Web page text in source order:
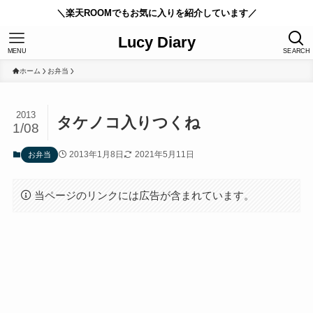
＼楽天ROOMでもお気に入りを紹介しています／
Lucy Diary SEARCH
MENU
ホーム お弁当
タケノコ入りつくね
2013
1/08
お弁当 2013年1月8日 2021年5月11日
当ページのリンクには広告が含まれています。